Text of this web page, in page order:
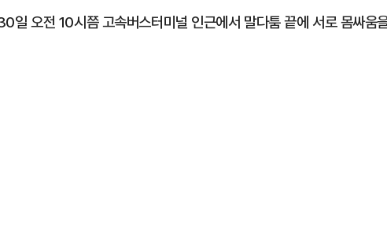
일 오전 10시쯤 고속버스터미널 인근에서 말다툼 끝에 서로 몸싸움